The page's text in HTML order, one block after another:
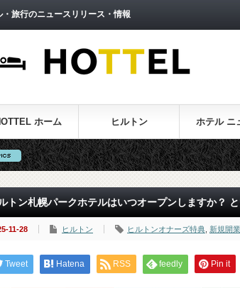
・旅行のニュースリリース・情報
ホーム ヒルトン ホテル ニ
トン札幌パークホテルはいつオープンしますか？
11-28 ヒルトン ヒルトンオナーズ特典 新規開
Tweet Hatena RSS feedly Pin it